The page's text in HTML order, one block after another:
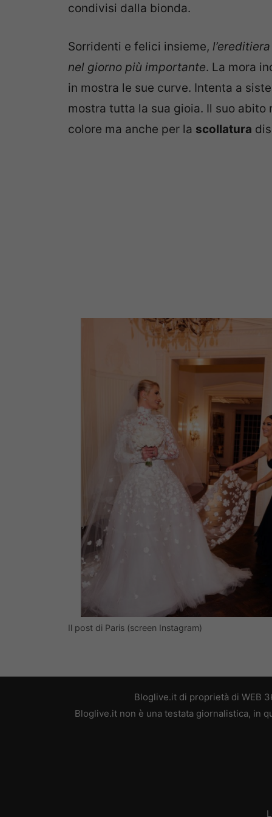
condivisi dalla bionda.
Sorridenti e felici insieme,
nel giorno più importante. La mora
in mostra le sue curve. Intenta a
mostra tutta la sua gioia. Il suo abito
colore ma anche per la scollatura
Il post di Paris (screen Instagram)
Bloglive.it di proprietà di WEB
Bloglive.it non è una testata giornalistica, in